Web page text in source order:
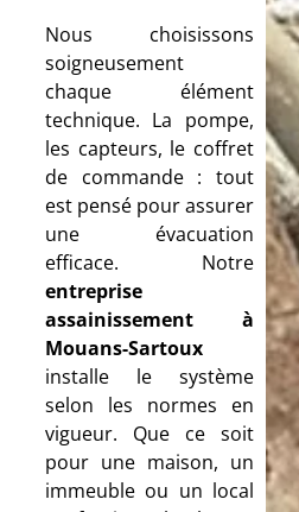
Nous choisissons
soigneusement
chaque élément
technique. La pompe,
les capteurs, le coffret
de commande : tout
est pensé pour assurer
une évacuation
efficace. Notre
entreprise
assainissement à
Mouans-Sartoux
installe le système
selon les normes en
vigueur. Que ce soit
pour une maison, un
immeuble ou un local